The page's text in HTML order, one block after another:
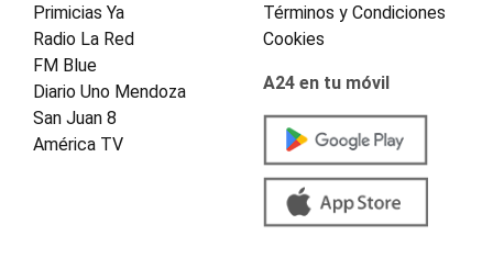
Primicias Ya
Radio La Red
FM Blue
Diario Uno Mendoza
San Juan 8
América TV
Términos y Condiciones
Cookies
A24 en tu móvil